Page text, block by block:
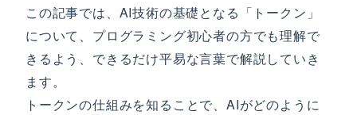
この記事では、AI技術の基礎となる「トークン」
について、プログラミング初心者の方でも理解で
きるよう、できるだけ平易な言葉で解説していき
ます。
トークンの仕組みを知ることで、AIがどのように